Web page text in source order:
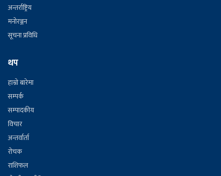
अन्तर्राष्ट्रिय
मनोरञ्जन
सूचना प्रविधि
थप
हाम्रो बारेमा
सम्पर्क
सम्पादकीय
विचार
अन्तर्वार्ता
रोचक
राशिफल